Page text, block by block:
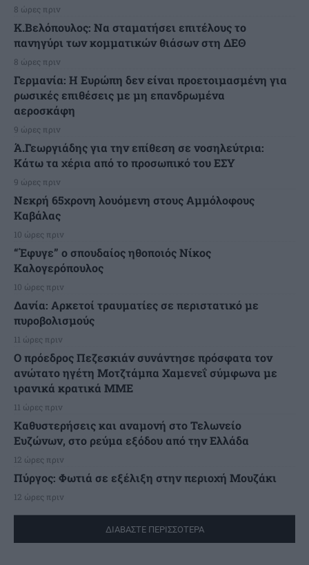
8 ώρες πριν
Κ.Βελόπουλος: Να σταματήσει επιτέλους το
πανηγύρι των κομματικών θιάσων στη ΔΕΘ
8 ώρες πριν
Γερμανία: Η Ευρώπη δεν είναι προετοιμασμένη για
ρωσικές επιθέσεις με μη επανδρωμένα
αεροσκάφη
9 ώρες πριν
Ά.Γεωργιάδης για την επίθεση σε νοσηλεύτρια:
Κάτω τα χέρια από το προσωπικό του ΕΣΥ
9 ώρες πριν
Νεκρή 65χρονη λουόμενη στους Αμμόλοφους
Καβάλας
10 ώρες πριν
“Έφυγε” ο σπουδαίος ηθοποιός Νίκος
Καλογερόπουλος
10 ώρες πριν
Δανία: Αρκετοί τραυματίες σε περιστατικό με
πυροβολισμούς
11 ώρες πριν
Ο πρόεδρος Πεζεσκιάν συνάντησε πρόσφατα τον
ανώτατο ηγέτη Μοτζτάμπα Χαμενεΐ σύμφωνα με
ιρανικά κρατικά ΜΜΕ
11 ώρες πριν
Καθυστερήσεις και αναμονή στο Τελωνείο
Ευζώνων, στο ρεύμα εξόδου από την Ελλάδα
12 ώρες πριν
Πύργος: Φωτιά σε εξέλιξη στην περιοχή Μουζάκι
12 ώρες πριν
ΔΙΑΒΑΣΤΕ ΠΕΡΙΣΣΟΤΕΡΑ